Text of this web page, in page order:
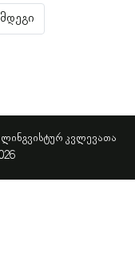
კვლევათა